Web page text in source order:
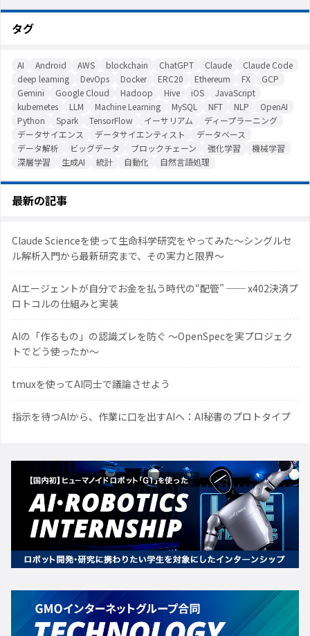
タグ
AI Android AWS blockchain ChatGPT Claude
Claude Code
deep learning
DevOps Docker ERC20 Ethereum FX
GCP
Gemini
Google Cloud Hadoop Hive iOS
JavaScript
kubernetes
LLM Machine Learning MySQL NFT NLP
OpenAI
Python
Spark TensorFlow イーサリアム
ディープラーニング
データサイエンス
データサイエンティスト
データベース
データ解析
ビッグデータ ブロックチェーン 強化学習
機械学習
深層学習
生成AI 統計 自動化 自然言語処理
最新の記事
Claude Scienceを使って生命科学研究をやってみた〜シングルセ
ル解析入門から最新研究まで、その実力と限界〜
AIエージェントが自分でお金を払う時代の“配管” ── x402決済プ
ロトコルの仕組みと実装
AIの「作るもの」の認識ズレを防ぐ 〜OpenSpecを実プロジェク
トでどう使ったか〜
tmuxを使ってAI同士で議論させよう
指示を待つAIから、作業に口を出すAIへ：AI秘書のプロトタイプ